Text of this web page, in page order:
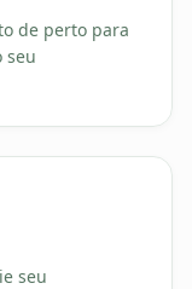
de perto para
seu
seu